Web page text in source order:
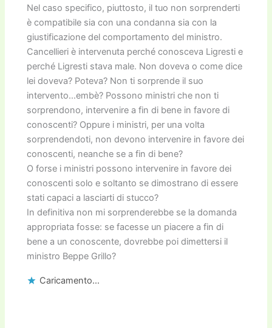
Nel caso specifico, piuttosto, il tuo non sorprenderti
è compatibile sia con una condanna sia con la
giustificazione del comportamento del ministro.
Cancellieri è intervenuta perché conosceva Ligresti e
perché Ligresti stava male. Non doveva o come dice
lei doveva? Poteva? Non ti sorprende il suo
intervento…embè? Possono ministri che non ti
sorprendono, intervenire a fin di bene in favore di
conoscenti? Oppure i ministri, per una volta
sorprendendoti, non devono intervenire in favore dei
conoscenti, neanche se a fin di bene?
O forse i ministri possono intervenire in favore dei
conoscenti solo e soltanto se dimostrano di essere
stati capaci a lasciarti di stucco?
In definitiva non mi sorprenderebbe se la domanda
appropriata fosse: se facesse un piacere a fin di
bene a un conoscente, dovrebbe poi dimettersi il
ministro Beppe Grillo?
Caricamento...